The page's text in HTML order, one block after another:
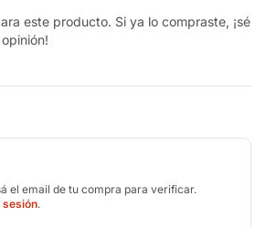
este producto. Si ya lo compraste, ¡sé
el email de tu compra para verificar.
sesión.